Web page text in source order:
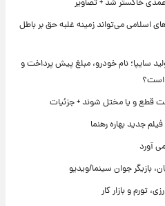
می‌تواند زمینه غلبه حق بر باطل
سایپا؛ نام خودرو، مبلغ پیش پرداخت و
است؟
قطع و یا مختل شوند + جزئیات
جدید بهاره رهنما
آورد
بازیگر جوان سینما/ویدیو
تورم و بازار کار